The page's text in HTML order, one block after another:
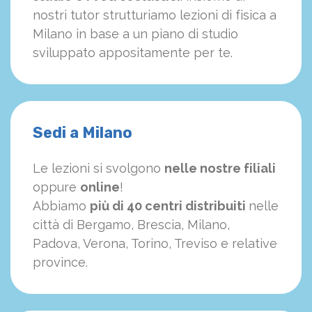
nostri tutor strutturiamo lezioni di fisica a
Milano in base a un piano di studio
sviluppato appositamente per te.
Sedi a Milano
Le lezioni si svolgono nelle nostre filiali
oppure online!
Abbiamo più di 40 centri distribuiti nelle
città di Bergamo, Brescia, Milano,
Padova, Verona, Torino, Treviso e relative
province.